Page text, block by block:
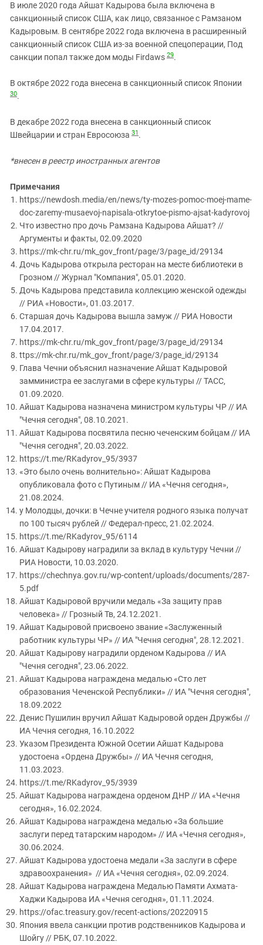
В июле 2020 года Айшат Кадырова была включена в
санкционный список США, как лицо, связанное с Рамзаном
Кадыровым. В сентябре 2022 года включена в расширенный
санкционный список США из-за военной спецоперации, Под
санкции попал также дом моды Firdaws 29.
В октябре 2022 года внесена в санкционный список Японии
30.
В декабре 2022 года внесена в санкционный список
Швейцарии и стран Евросоюза 31 .
*внесен в реестр иностранных агентов
Примечания
https://newdosh.media/en/news/ty-mozes-pomoc-moej-mame-
doc-zaremy-musaevoj-napisala-otkrytoe-pismo-ajsat-kadyrovoj
Что известно про дочь Рамзана Кадырова Айшат? //
Аргументы и факты, 02.09.2020
https://mk-chr.ru/mk_gov_front/page/3/page_id/29134
Дочь Кадырова открыла ресторан на месте библиотеки в
Грозном // Журнал "Компания", 05.01.2020.
Дочь Кадырова представила коллекцию женской одежды
// РИА «Новости», 01.03.2017.
Старшая дочь Кадырова вышла замуж // РИА Новости
17.04.2017.
https://mk-chr.ru/mk_gov_front/page/3/page_id/29134
ttps://mk-chr.ru/mk_gov_front/page/3/page_id/29134
Глава Чечни объяснил назначение Айшат Кадыровой
замминистра ее заслугами в сфере культуры // ТАСС,
01.09.2020.
Айшат Кадырова назначена министром культуры ЧР // ИА
"Чечня сегодня", 08.10.2021.
Айшат Кадырова посвятила песню чеченским бойцам // ИА
"Чечня сегодня", 20.03.2022.
https://t.me/RKadyrov_95/3937
«Это было очень волнительно»: Айшат Кадырова
опубликовала фото с Путиным // ИА «Чечня сегодня»,
21.08.2024.
у Молодцы, дочки: в Чечне учителя родного языка получат
по 100 тысяч рублей // Федерал-пресс, 21.02.2024.
https://t.me/RKadyrov_95/6114
Айшат Кадырову наградили за вклад в культуру Чечни //
РИА Новости, 10.03.2020.
https://chechnya.gov.ru/wp-content/uploads/documents/287-
5.pdf
Айшат Кадыровой вручили медаль «За защиту прав
человека» // Грозный Тв, 24.12.2021.
Айшат Кадыровой присвоено звание «Заслуженный
работник культуры ЧР» // ИА "Чечня сегодня", 28.12.2021.
Айшат Кадырову наградили орденом Кадырова // ИА
"Чечня сегодня", 23.06.2022.
Айшат Кадырова награждена медалью «Сто лет
образования Чеченской Республики» // ИА "Чечня сегодня",
18.09.2022
Денис Пушилин вручил Айшат Кадыровой орден Дружбы //
ИА Чечня сегодня, 16.10.2022
Указом Президента Южной Осетии Айшат Кадырова
удостоена «Ордена Дружбы» // ИА Чечня сегодня,
11.03.2023.
https://t.me/RKadyrov_95/3939
Айшат Кадырова награждена орденом ДНР // ИА «Чечня
сегодня», 16.02.2024.
Айшат Кадырова награждена медалью «За большие
заслуги перед татарским народом» // ИА «Чечня сегодня»,
30.06.2024.
Айшат Кадырова удостоена медали «За заслуги в сфере
здравоохранения» // ИА «Чечня сегодня», 02.09.2024.
Айшат Кадырова награждена Медалью Памяти Ахмата-
Хаджи Кадырова ИА «Чечня сегодня», 01.11.2024.
https://ofac.treasury.gov/recent-actions/20220915
Япония ввела санкции против родственников Кадырова и
Шойгу // РБК, 07.10.2022.